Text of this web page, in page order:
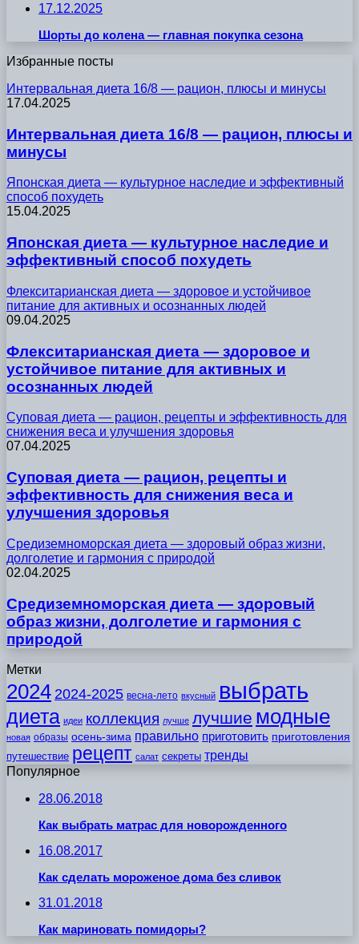
17.12.2025
Шорты до колена — главная покупка сезона
Избранные посты
Интервальная диета 16/8 — рацион, плюсы и минусы
17.04.2025
Интервальная диета 16/8 — рацион, плюсы и
минусы
Японская диета — культурное наследие и эффективный
способ похудеть
15.04.2025
Японская диета — культурное наследие и
эффективный способ похудеть
Флекситарианская диета — здоровое и устойчивое
питание для активных и осознанных людей
09.04.2025
Флекситарианская диета — здоровое и
устойчивое питание для активных и
осознанных людей
Суповая диета — рацион, рецепты и эффективность для
снижения веса и улучшения здоровья
07.04.2025
Суповая диета — рацион, рецепты и
эффективность для снижения веса и
улучшения здоровья
Средиземноморская диета — здоровый образ жизни,
долголетие и гармония с природой
02.04.2025
Средиземноморская диета — здоровый
образ жизни, долголетие и гармония с
природой
Метки
2024 2024-2025 весна-лето вкусный выбрать
диета идеи коллекция лучше лучшие модные
новая образы осень-зима правильно приготовить приготовления
путешествие рецепт салат секреты тренды
Популярное
28.06.2018
Как выбрать матрас для новорожденного
16.08.2017
Как сделать мороженое дома без сливок
31.01.2018
Как мариновать помидоры?